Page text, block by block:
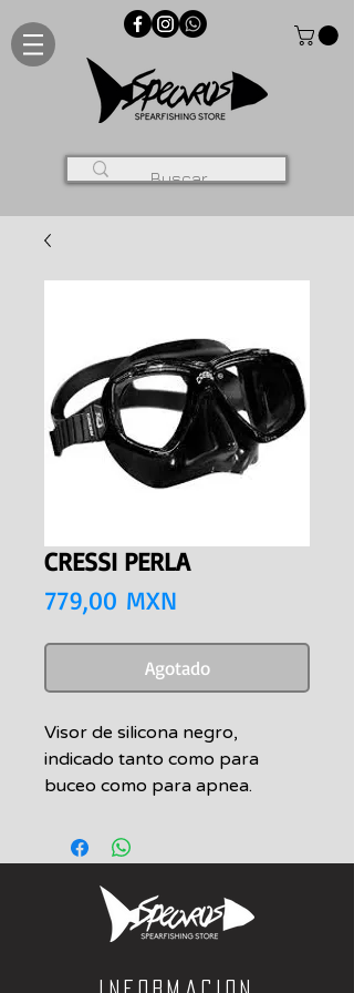
CRESSI PERLA
779,00 MXN
Agotado
Visor de silicona negro,
indicado tanto como para
buceo como para apnea.
adaptabilidad de más del
85%
Hebillas integradas en la
montura con
microrregulación mediante
Informacion